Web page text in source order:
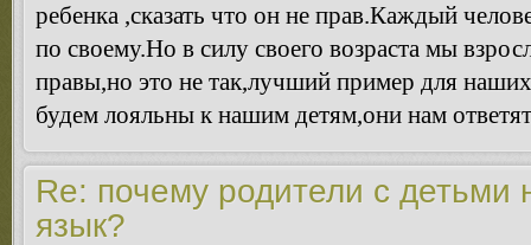
ребенка ,сказать что он не прав.Каждый
по своему.Но в силу своего возраста мы
правы,но это не так,лучший пример для
будем лояльны к нашим детям,они нам
Re: почему родители с детьми
язык?